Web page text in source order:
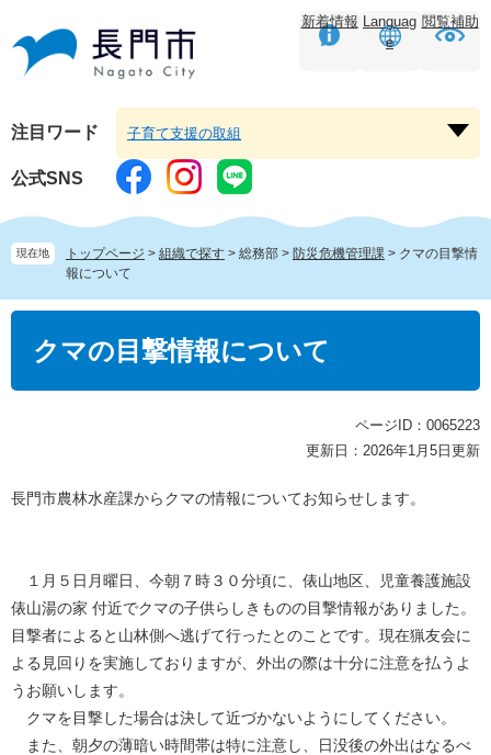
頭
す。
飛
し
本
文
へ
新着情報 Languag
e
閲覧補助
注目ワード
ー
を
く
子育て支援の取組
公式SNS
現在地 トップページ > 組織で探す > 総務部 > 防災危機管理課 > クマの目撃情
報について
クマの目撃情報について
ページID：0065223
更新日：2026年1月5日更新
長門市農林水産課からクマの情報についてお知らせします。
１月５日月曜日、今朝７時３０分頃に、俵山地区、児童養護施設
俵山湯の家 付近でクマの子供らしきものの目撃情報がありました。
目撃者によると山林側へ逃げて行ったとのことです。現在猟友会に
よる見回りを実施しておりますが、外出の際は十分に注意を払うよ
うお願いします。
クマを目撃した場合は決して近づかないようにしてください。
また、朝夕の薄暗い時間帯は特に注意し、日没後の外出はなるべ